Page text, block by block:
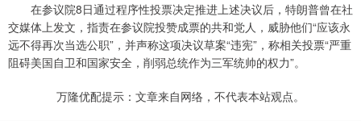
在参议院8日通过程序性投票决定推进上述决议后，特朗普曾在社
交媒体上发文，指责在参议院投赞成票的共和党人，威胁他们“应该永
远不得再次当选公职”，并声称这项决议草案“违宪”，称相关投票“严重
阻碍美国自卫和国家安全，削弱总统作为三军统帅的权力”。
万隆优配提示：文章来自网络，不代表本站观点。